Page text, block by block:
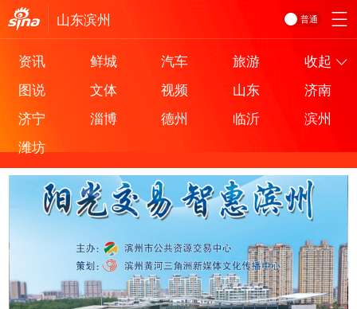
普通
山东滨州
资讯 鲜城 汽车 旅游
收起
图说
文体 视频 山东
济南
济宁
淄博 德州 临沂
滨州
潍坊